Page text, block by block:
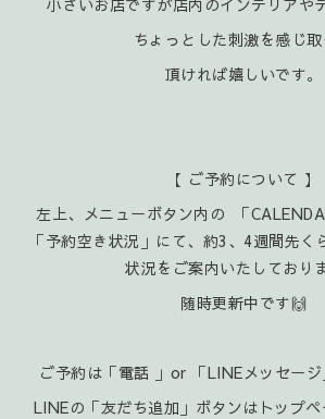
ちょっとした刺激を感じ取
頂ければ嬉 しいです。
【 ご予約について 】
左上、メニューボタン内の 「
「予約空き状況」にて、約3、4週間先く
状況をご案内いたしておりま
随時更新中です🙌
ご予約は「電話 」or 「LINEメッセージ
LINEの「友だち追加」ボタンはトップ